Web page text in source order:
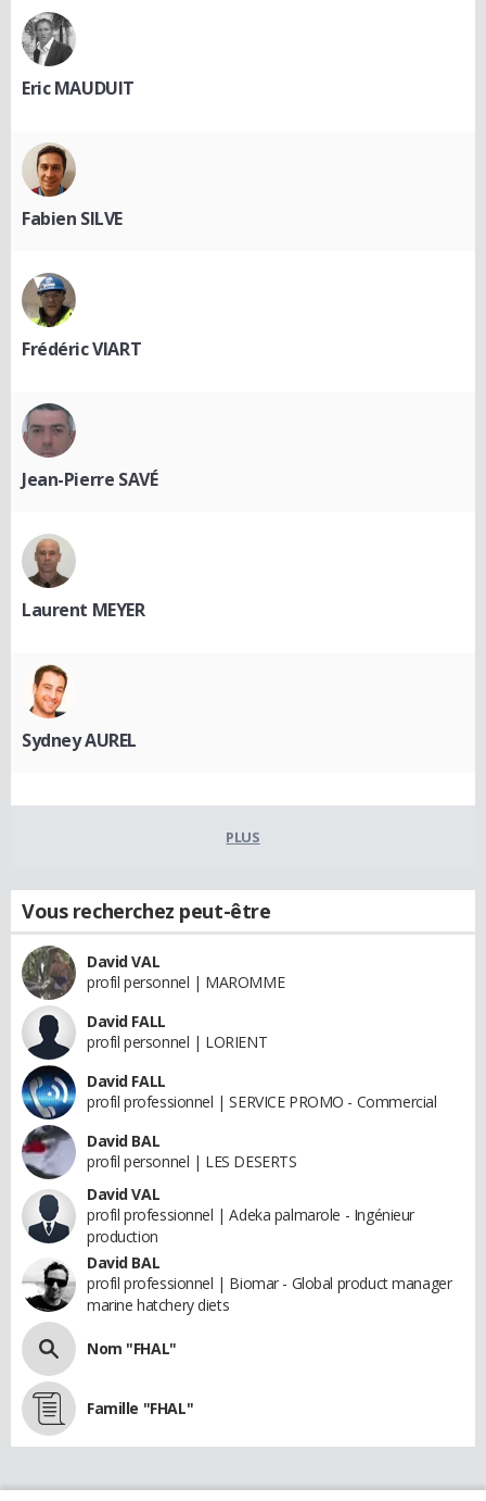
Eric MAUDUIT
Fabien SILVE
Frédéric VIART
Jean-Pierre SAVÉ
Laurent MEYER
Sydney AUREL
PLUS
Vous recherchez peut-être
David VAL
profil personnel | MAROMME
David FALL
profil personnel | LORIENT
David FALL
profil professionnel | SERVICE PROMO - Commercial
David BAL
profil personnel | LES DESERTS
David VAL
profil professionnel | Adeka palmarole - Ingénieur
production
David BAL
profil professionnel | Biomar - Global product manager
marine hatchery diets
Nom "FHAL"
Famille "FHAL"